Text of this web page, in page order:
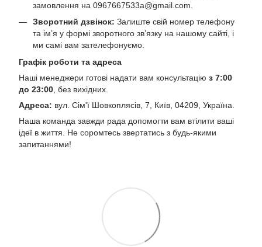
замовлення на 0967667533a@gmail.com
Зворотний дзвінок: Залиште свій номер телефону
та ім’я у формі зворотного зв’язку на нашому сайті, і
ми самі вам зателефонуємо.
Графік роботи та адреса
Наші менеджери готові надати вам консультацію з 7:00
до 23:00 , без вихідних.
Адреса: вул. Сім'ї Шовкоплясів, 7, Київ, 04209, Україна.
Наша команда завжди рада допомогти вам втілити ваші
ідеї в життя. Не соромтесь звертатись з будь-якими
запитаннями!